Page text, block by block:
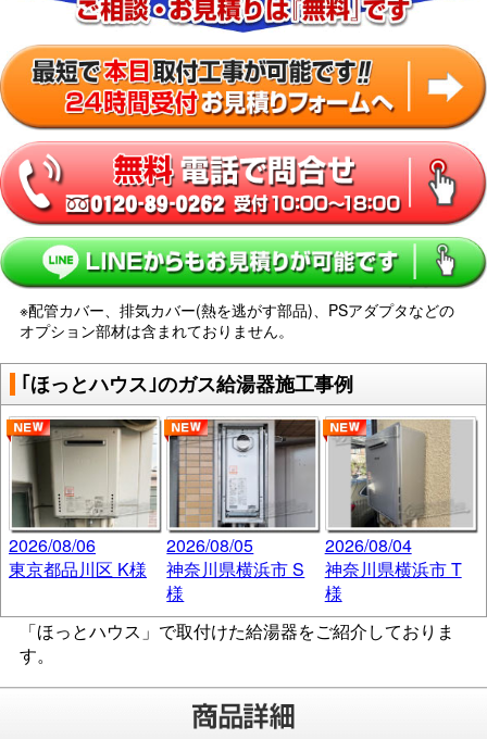
※配管カバー、排気カバー(熱を逃がす部品)、PSアダプタなどの
オプション部材は含まれておりません。
｢ほっとハウス｣のガス給湯器施工事例
2026/08/06
東京都品川区 K様
2026/08/05
神奈川県横浜市 S
様
2026/08/04
神奈川県横浜市 T
様
「ほっとハウス」で取付けた給湯器をご紹介しておりま
す。